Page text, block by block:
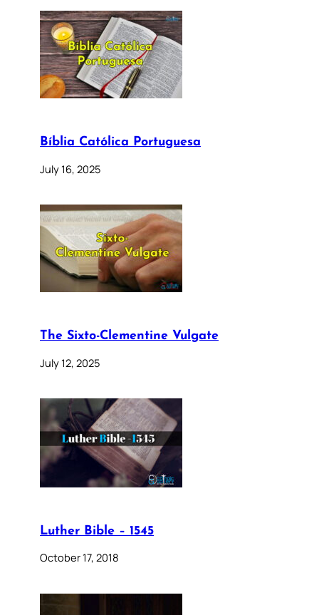
Bíblia Católica Portuguesa
July 16, 2025
The Sixto-Clementine Vulgate
July 12, 2025
Luther Bible – 1545
October 17, 2018